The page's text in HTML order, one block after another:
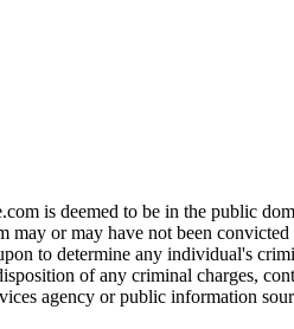
is deemed to be in the public
or may have not been
to determine any individual's
of any criminal charges,
agency or public information